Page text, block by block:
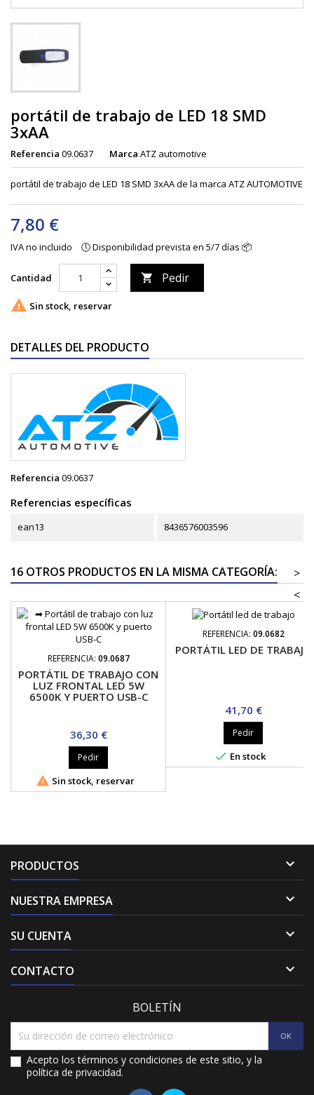
portátil de trabajo de LED 18 SMD
3xAA
Referencia 09.0637 Marca ATZ automotive
portátil de trabajo de LED 18 SMD 3xAA de la marca ATZ AUTOMOTIVE
7,80 €
IVA no incluido 🕔 Disponibilidad prevista en 5/7 días 📦
Cantidad  Pedir
 Sin stock, reservar
DETALLES DEL PRODUCTO
Referencia 09.0637
Referencias específicas
ean13 8436576003596
16 OTROS PRODUCTOS EN LA MISMA CATEGORÍA:
>
<
REFERENCIA: 09.0687
PORTÁTIL DE TRABAJO CON
LUZ FRONTAL LED 5W
6500K Y PUERTO USB-C
Precio
36,30 €
Pedir
 Sin stock, reservar
REFERENCIA: 09.0682
PORTÁTIL LED DE TRABAJO
Precio
41,70 €
Pedir
 En stock
PRODUCTOS 
NUESTRA EMPRESA 
SU CUENTA 
CONTACTO 
BOLETÍN
Acepto los términos y condiciones de este sitio, y la
política de privacidad.